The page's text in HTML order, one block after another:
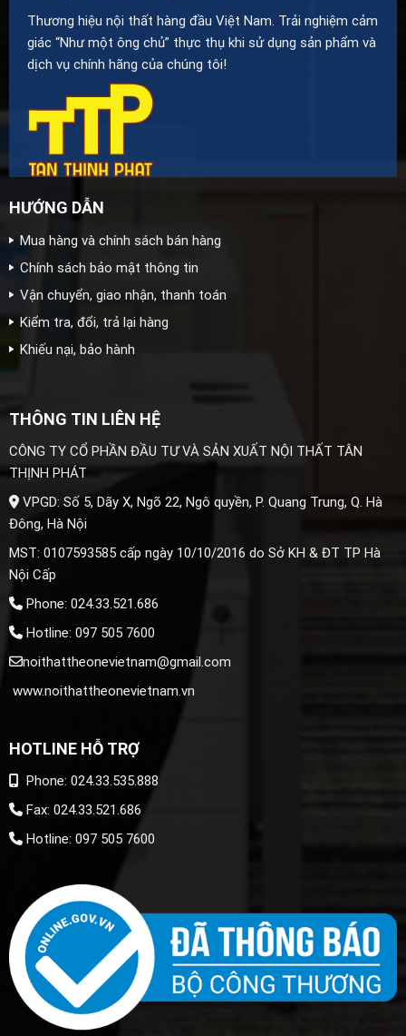
Thương hiệu nội thất hàng đầu Việt Nam. Trải nghiệm cảm
giác “Như một ông chủ” thực thụ khi sử dụng sản phẩm và
dịch vụ chính hãng của chúng tôi!
HƯỚNG DẪN
Mua hàng và chính sách bán hàng
Chính sách bảo mật thông tin
Vận chuyển, giao nhận, thanh toán
Kiểm tra, đổi, trả lại hàng
Khiếu nại, bảo hành
THÔNG TIN LIÊN HỆ
CÔNG TY CỔ PHẦN ĐẦU TƯ VÀ SẢN XUẤT NỘI THẤT TÂN
THỊNH PHÁT
VPGD: Số 5, Dãy X, Ngõ 22, Ngô quyền, P. Quang Trung, Q. Hà
Đông, Hà Nội
MST: 0107593585 cấp ngày 10/10/2016 do Sở KH & ĐT TP Hà
Nội Cấp
Phone: 024.33.521.686
Hotline: 097 505 7600
noithattheonevietnam@gmail.com
www.noithattheonevietnam.vn
HOTLINE HỖ TRỢ
Phone: 024.33.535.888
Fax: 024.33.521.686
Hotline: 097 505 7600